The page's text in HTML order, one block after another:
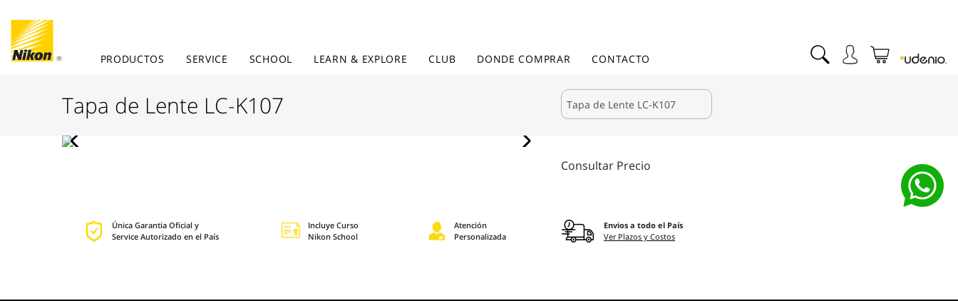
PRODUCTOS SERVICE SCHOOL LEARN & EXPLORE CLUB DONDE COMPRAR CONTACTO
Tapa de Lente LC-K107
Consultar Precio
Única Garantia Oficial y
Service Autorizado en el País
Incluye Curso
Nikon School
Atención
Personalizada
Envios a todo el País
Ver Plazos y Costos